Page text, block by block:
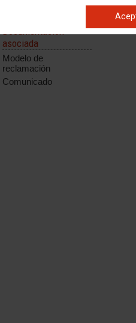
Documentación
asociada
Modelo de
reclamación
Comunicado